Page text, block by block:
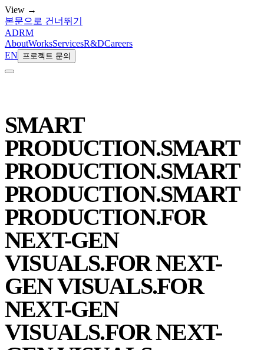
View →
본문으로 건너뛰기
ADRM
AboutWorksServicesR&DCareers
EN
프로젝트 문의
SMART
PRODUCTION.SMART
PRODUCTION.SMART
PRODUCTION.SMART
PRODUCTION.FOR
NEXT-GEN
VISUALS.FOR NEXT-
GEN VISUALS.FOR
NEXT-GEN
VISUALS.FOR NEXT-